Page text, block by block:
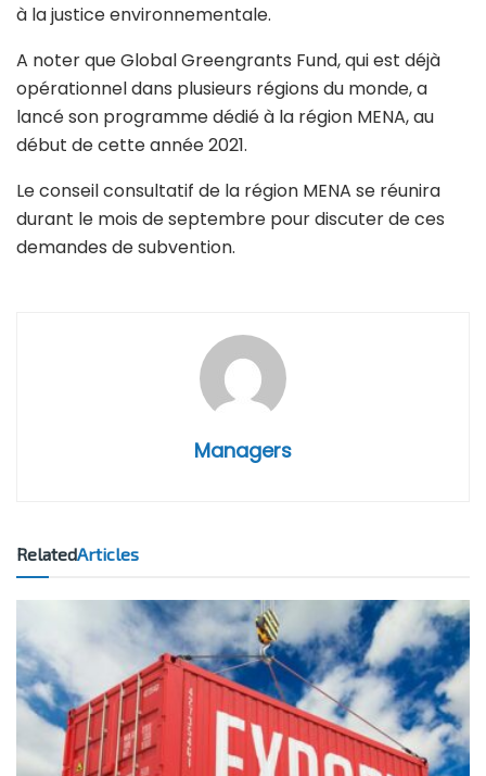
à la justice environnementale.
A noter que Global Greengrants Fund, qui est déjà
opérationnel dans plusieurs régions du monde, a
lancé son programme dédié à la région MENA, au
début de cette année 2021.
Le conseil consultatif de la région MENA se réunira
durant le mois de septembre pour discuter de ces
demandes de subvention.
Managers
RelatedArticles